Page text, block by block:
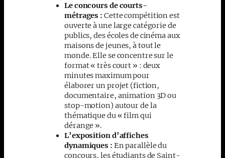
Le concours de courts-
métrages : Cette compétition est
ouverte à une large catégorie de
publics, des écoles de cinéma aux
maisons de jeunes, à tout le
monde. Elle se concentre sur le
format « très court » : deux
minutes maximum pour
élaborer un projet (fiction,
documentaire, animation 3D ou
stop-motion) autour de la
thématique du « film qui
dérange ».
L’exposition d’affiches
dynamiques : En parallèle du
concours, les étudiants de Saint-